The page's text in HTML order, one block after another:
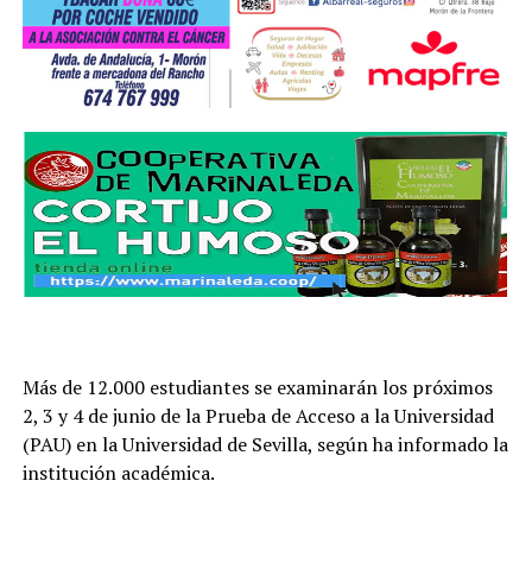
Más de 12.000 estudiantes se examinarán los próximos
2, 3 y 4 de junio de la Prueba de Acceso a la Universidad
(PAU) en la Universidad de Sevilla, según ha informado la
institución académica.